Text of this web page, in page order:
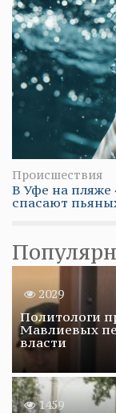
Происшествия
В Уфе на пляже
спасают
2029
Политологи
Мавлиевых
власти
1459